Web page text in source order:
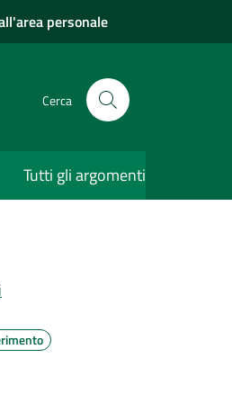
personale
Cerca
Tutti gli argomenti